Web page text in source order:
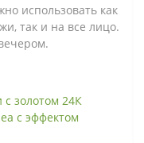
использовать как
так и на все лицо.
золотом 24К
с эффектом